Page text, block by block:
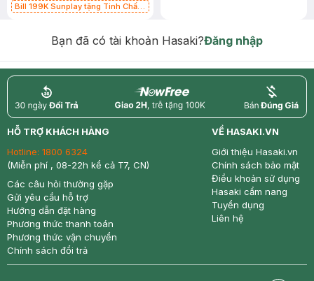
Bill 199K Sunplay tặng Tinh Chất
Bạn đã có tài khoản Hasaki?Đăng nhập
return nowfree price
HỖ TRỢ KHÁCH HÀNG
Hotline: 1800 6324
(Miễn phí , 08-22h kể cả T7, CN)
Các câu hỏi thường gặp
Gửi yêu cầu hỗ trợ
Hướng dẫn đặt hàng
Phương thức thanh toán
Phương thức vận chuyển
Chính sách đổi trả
VỀ HASAKI.VN
Giới thiệu Hasaki.vn
Chính sách bảo mật
Điều khoản sử dụng
Hasaki cẩm nang
Tuyển dụng
Liên hệ